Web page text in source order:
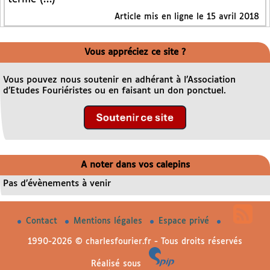
Article mis en ligne le 15 avril 2018
Vous appréciez ce site ?
Vous pouvez nous soutenir en adhérant à l’Association
d’Etudes Fouriéristes ou en faisant un don ponctuel.
A noter dans vos calepins
Pas d’évènements à venir
Contact Mentions légales Espace privé
1990-2026 © charlesfourier.fr - Tous droits réservés
Réalisé sous